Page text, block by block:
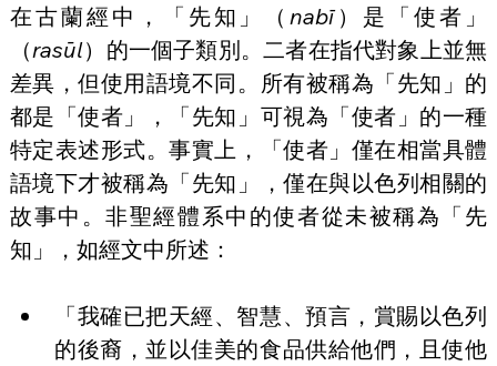
在古蘭經中，「先知」（ nabī）是「使者」
（rasūl）的一個子類別。二者在指代對象上並無
差異，但使用語境不同。所有被稱為「先知」的
都是「使者」，「先知」可視為「使者」的一種
特定表述形式。事實上，「使者」僅在相當具體
語境下才被稱為「先知」，僅在與以色列相關的
故事中。非聖經體系中的使者從未被稱為「先
知」，如經文中所述：
「我確已把天經、智慧、預言，賞賜以色列
的後裔，並以佳美的食品供給他們，且使他